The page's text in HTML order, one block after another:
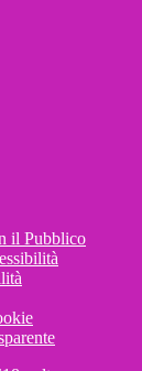
il Pubblico